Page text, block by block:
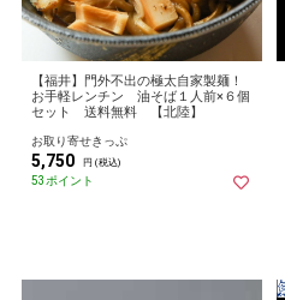
【福井】門外不出の極太自家製麺！
お手軽レンチン 油そば１人前×６個
セット 送料無料 【北陸】
お取り寄せきっぷ
5,750 円 (税込)
53ポイント